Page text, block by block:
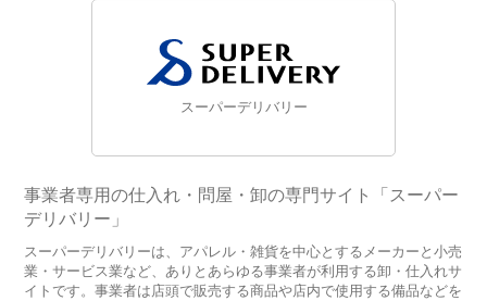
スーパーデリバリー
事業者専用の仕入れ・問屋・卸の専門サイト「スーパー
デリバリー」
スーパーデリバリーは、アパレル・雑貨を中心とするメーカーと小売
業・サービス業など、ありとあらゆる事業者が利用する卸・仕入れサ
イトです。事業者は店頭で販売する商品や店内で使用する備品などを